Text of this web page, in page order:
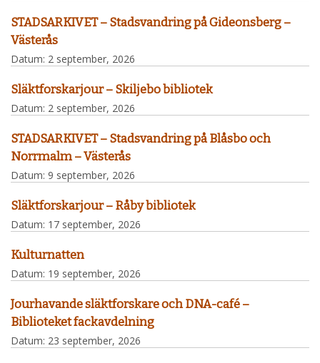
STADSARKIVET – Stadsvandring på Gideonsberg –
Västerås
Datum: 2 september, 2026
Släktforskarjour – Skiljebo bibliotek
Datum: 2 september, 2026
STADSARKIVET – Stadsvandring på Blåsbo och
Norrmalm – Västerås
Datum: 9 september, 2026
Släktforskarjour – Råby bibliotek
Datum: 17 september, 2026
Kulturnatten
Datum: 19 september, 2026
Jourhavande släktforskare och DNA-café –
Biblioteket fackavdelning
Datum: 23 september, 2026